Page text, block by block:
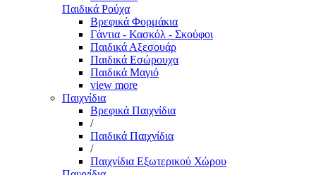
Παιδικά Ρούχα
Βρεφικά Φορμάκια
Γάντια - Κασκόλ - Σκούφοι
Παιδικά Αξεσουάρ
Παιδικά Εσώρουχα
Παιδικά Μαγιό
view more
Παιχνίδια
Βρεφικά Παιχνίδια
/
Παιδικά Παιχνίδια
/
Παιχνίδια Εξωτερικού Χώρου